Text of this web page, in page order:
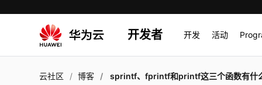
开发者 开发 活动
云社区 博客 sprintf、fprintf和printf这三个函数有什么区